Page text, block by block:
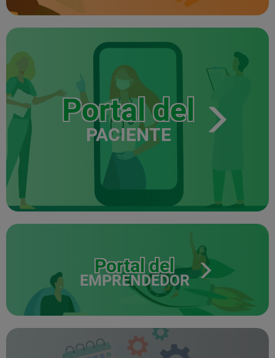
Portal del
PACIENTE
Portal del
EMPRENDEDOR